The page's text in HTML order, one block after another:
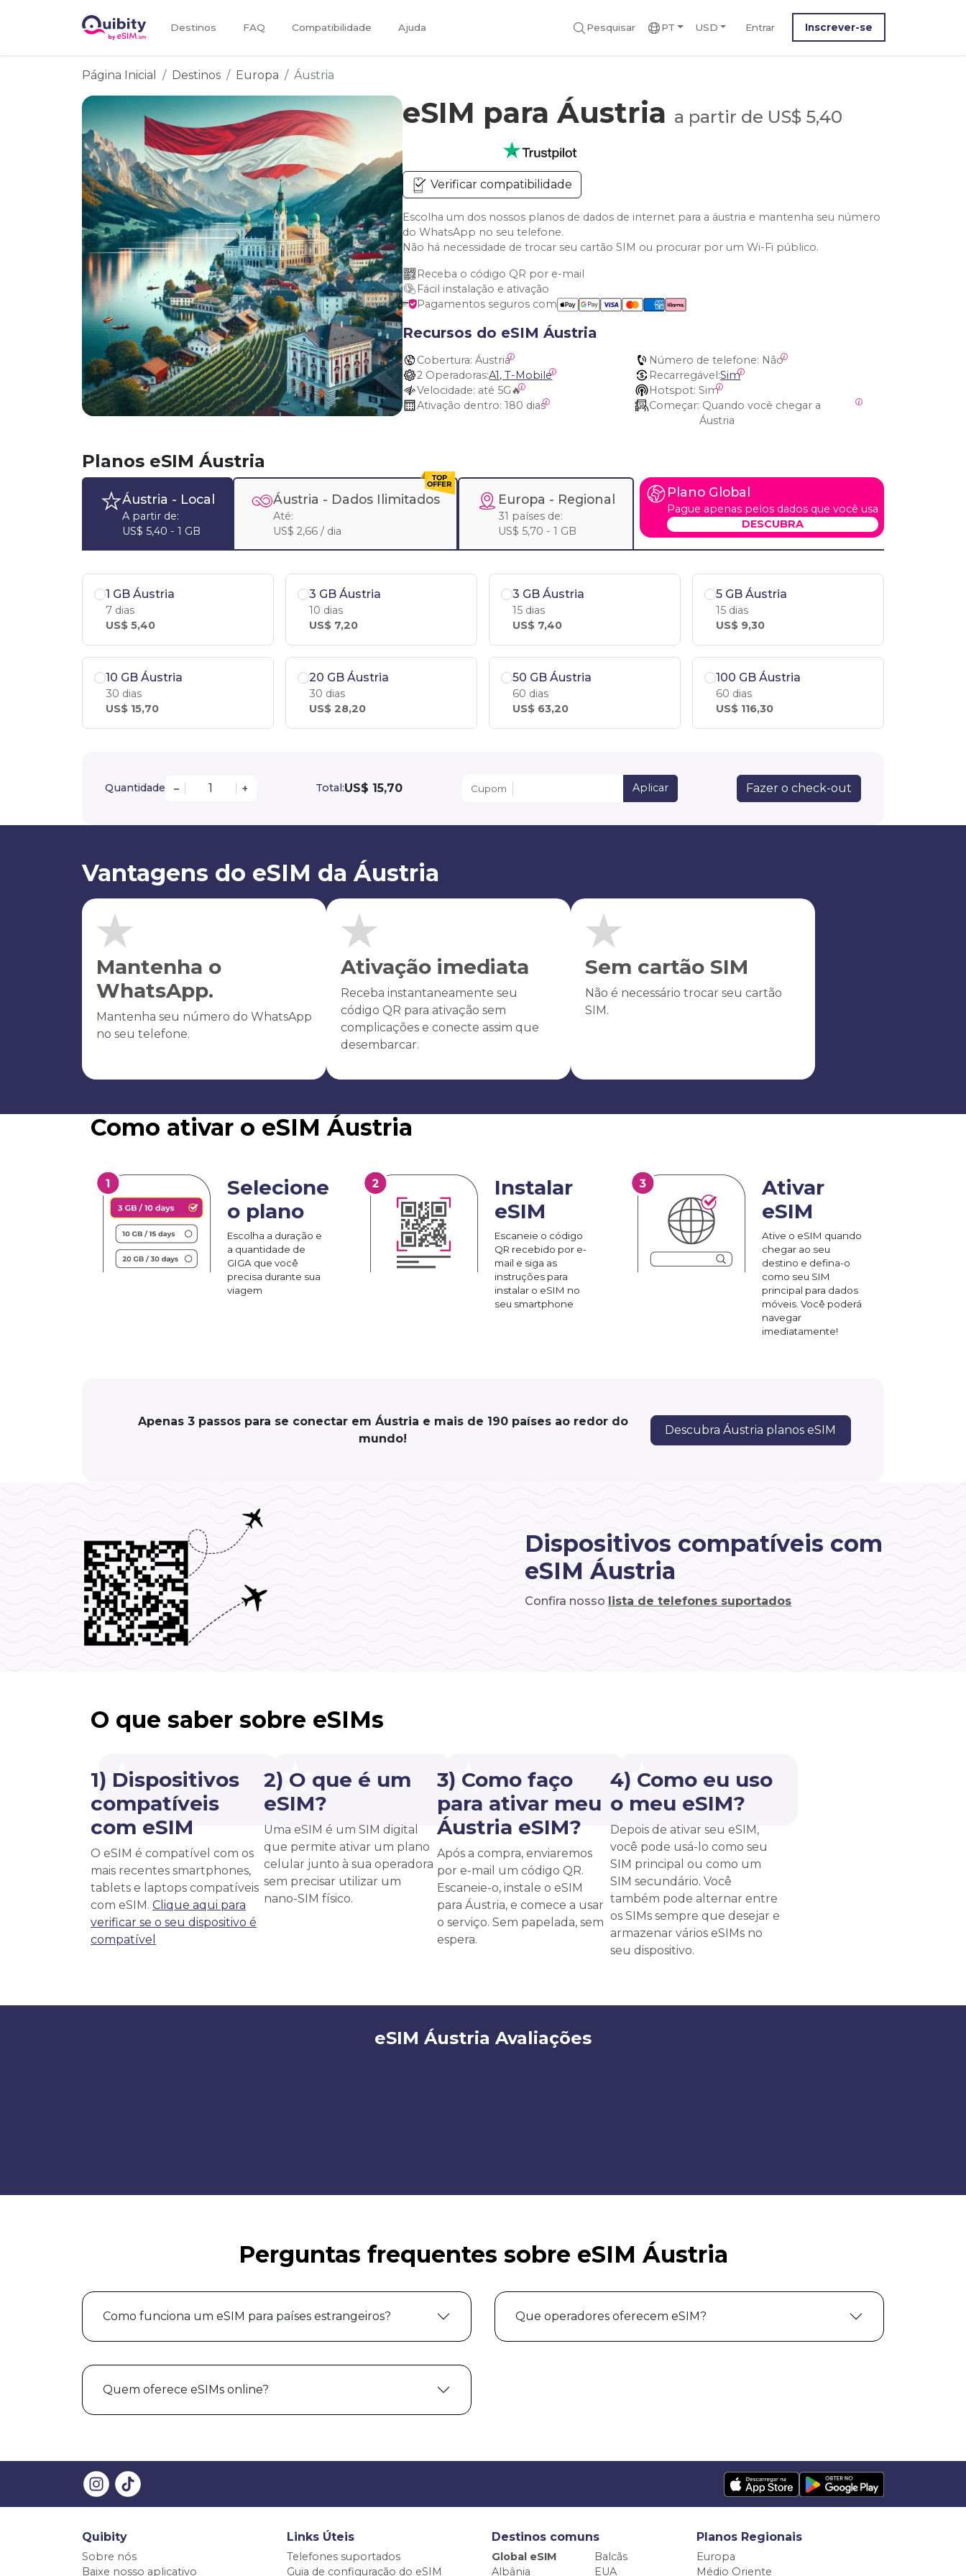
Destinos FAQ Compatibilidade Ajuda Pesquisar PT USD Entrar Inscrever-se
Página Inicial Destinos Europa Áustria
eSIM para Áustria a partir de US$ 5,40
Verificar compatibilidade
Escolha um dos nossos planos de dados de internet para a áustria e mantenha seu número
do WhatsApp no seu telefone.
Não há necessidade de trocar seu cartão SIM ou procurar por um Wi-Fi público.
Receba o código QR por e-mail
Fácil instalação e ativação
Pagamentos seguros com
Recursos do eSIM Áustria
Cobertura: Áustria Número de telefone: Não
2 Operadoras:A1, T-Mobile Recarregável:Sim
Velocidade: até 5G🔥 Hotspot: Sim
Ativação dentro: 180 dias Começar:
Áustria
Planos eSIM Áustria
Áustria - Local
A partir de:
US$ 5,40 - 1 GB
Áustria - Dados Ilimitados
Até:
US$ 2,66 / dia
Europa - Regional
31 países de:
US$ 5,70 - 1 GB
Plano Global
Pague apenas pelos dados que você usa
DESCUBRA
1 GB Áustria
7 dias
US$ 5,40
3 GB Áustria
10 dias
US$ 7,20
3 GB Áustria
15 dias
US$ 7,40
5 GB Áustria
15 dias
US$ 9,30
10 GB Áustria
30 dias
US$ 15,70
20 GB Áustria
30 dias
US$ 28,20
50 GB Áustria
60 dias
US$ 63,20
100 GB Áustria
60 dias
US$ 116,30
Quantidade – + Total:US$ 15,70 Cupom Aplicar Fazer o check-out
Vantagens do eSIM da Áustria
Mantenha o
WhatsApp.
Mantenha seu número do WhatsApp
no seu telefone.
Ativação imediata
Receba instantaneamente seu
código QR para ativação sem
complicações e conecte assim que
desembarcar.
Sem cartão SIM
Não é necessário trocar seu cartão
SIM.
Como ativar o eSIM Áustria
Selecione
o plano
Escolha a duração e
a quantidade de
GIGA que você
precisa durante sua
viagem
Instalar
eSIM
Escaneie o código
QR recebido por e-
mail e siga as
instruções para
instalar o eSIM no
seu smartphone
Ativar
eSIM
Ative o eSIM quando
chegar ao seu
destino e defina-o
como seu SIM
principal para dados
móveis. Você poderá
navegar
imediatamente!
Apenas 3 passos para se conectar em Áustria e mais de 190 países ao redor do
mundo!
Descubra Áustria planos eSIM
Dispositivos compatíveis com
eSIM Áustria
Confira nosso lista de telefones suportados
O que saber sobre eSIMs
1) Dispositivos
compatíveis
com eSIM
O eSIM é compatível com os
mais recentes smartphones,
tablets e laptops compatíveis
com eSIM. Clique aqui para
verificar se o seu dispositivo é
compatível
2) O que é um
eSIM?
Uma eSIM é um SIM digital
que permite ativar um plano
celular junto à sua operadora
sem precisar utilizar um
nano-SIM físico.
3) Como faço
para ativar meu
Áustria eSIM?
Após a compra, enviaremos
por e-mail um código QR.
Escaneie-o, instale o eSIM
para Áustria, e comece a usar
o serviço. Sem papelada, sem
espera.
4) Como eu uso
o meu eSIM?
Depois de ativar seu eSIM,
você pode usá-lo como seu
SIM principal ou como um
SIM secundário. Você
também pode alternar entre
os SIMs sempre que desejar e
armazenar vários eSIMs no
seu dispositivo.
eSIM Áustria Avaliações
Perguntas frequentes sobre eSIM Áustria
Como funciona um eSIM para países estrangeiros? Que operadores oferecem eSIM?
Quem oferece eSIMs online?
Quibity
Sobre nós
Baixe nosso aplicativo
Links Úteis
Telefones suportados
Guia de configuração do eSIM
Destinos comuns
Global eSIM
Balcãs
Albânia
EUA
Planos Regionais
Europa
Médio Oriente